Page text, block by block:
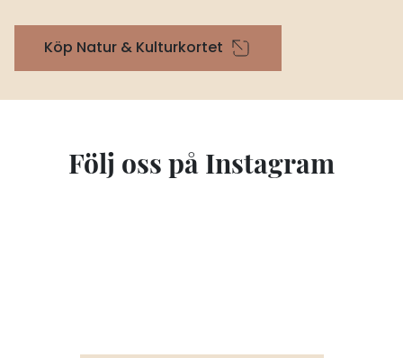
Köp Natur & Kulturkortet
Följ oss på Instagram